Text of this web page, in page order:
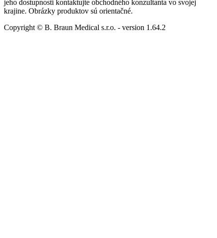
jeho dostupnosti kontaktujte obchodného konzultanta vo svojej
krajine. Obrázky produktov sú orientačné.
Copyright © B. Braun Medical s.r.o. - version 1.64.2